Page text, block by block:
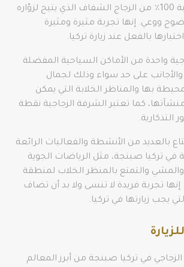
حيث تم بناؤه بنسبة 100٪ من الزجاج الشفاف الذي يتيح لزوّاره
ووعي. إنها تجربة مثيرة ومثيرة
بالفعل عند زيارة تركيا.
واحدة من الأماكن السياحية المفضلة
على حد سواء وذلك لجمال
بها والمناظر الخلابة التي يمكن
كما تعتبر الشرفة الزجاجية نقطة
التذكارية.
بالعديد من الأنشطة والفعاليات الرائعة
في تركيا صبنجة، مثل الرياضات الجوية
والمشي والتمتع بالمنظر الخلاب لمنطقة
إنها تجربة فريدة لا تنسى ولا بد أن تضاف
يجب زيارتها في تركيا.
في تركيا صبنجة من أبرز المعالم